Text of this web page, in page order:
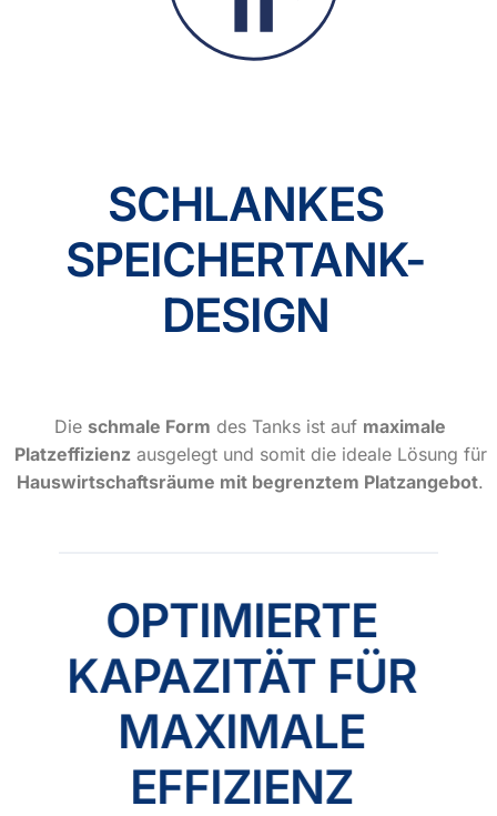
SCHLANKES
SPEICHERTANK-
DESIGN
Die schmale Form des Tanks ist auf maximale
Platzeffizienzausgelegt und somit die ideale Lösung für
Hauswirtschaftsräume mit begrenztem Platzangebot.
OPTIMIERTE
KAPAZITÄT FÜR
MAXIMALE
EFFIZIENZ